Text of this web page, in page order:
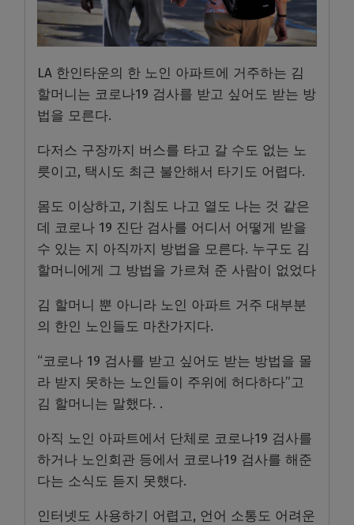
LA 한인타운의 한 노인 아파트에 거주하는 김
할머니는 코로나19 검사를 받고 싶어도 받는 방
법을 모른다.
다저스 구장까지 버스를 타고 갈 수도 없는 노
릇이고, 택시도 최근 불안해서 타기도 어렵다.
몸도 이상하고, 기침도 나고 열도 나는 것 같은
데 코로나 19 진단 검사를 어디서 어떻게 받을
수 있는 지 아직까지 방법을 모른다. 누구도 김
할머니에게 그 방법을 가르쳐 준 사람이 없었다
김 할머니 뿐 아니라 노인 아파트 거주 대부분
의 한인 노인들도 마찬가지다.
“코로나 19 검사를 받고 싶어도 받는 방법을 몰
라 받지 못하는 노인들이 주위에 허다하다”고
김 할머니는 말했다. .
아직 노인 아파트에서 단체로 코로나19 검사를
하거나 노인회관 등에서 코로나19 검사를 해준
다는 소식도 듣지 못했다.
인터넷도 사용하기 어렵고, 언어 소통도 어려운